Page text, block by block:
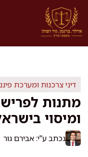
לדלג
לתוכן
דיני צרכנות ומערכת
מתנות
ומיסוי
נכתב ע"י: אבירם גור